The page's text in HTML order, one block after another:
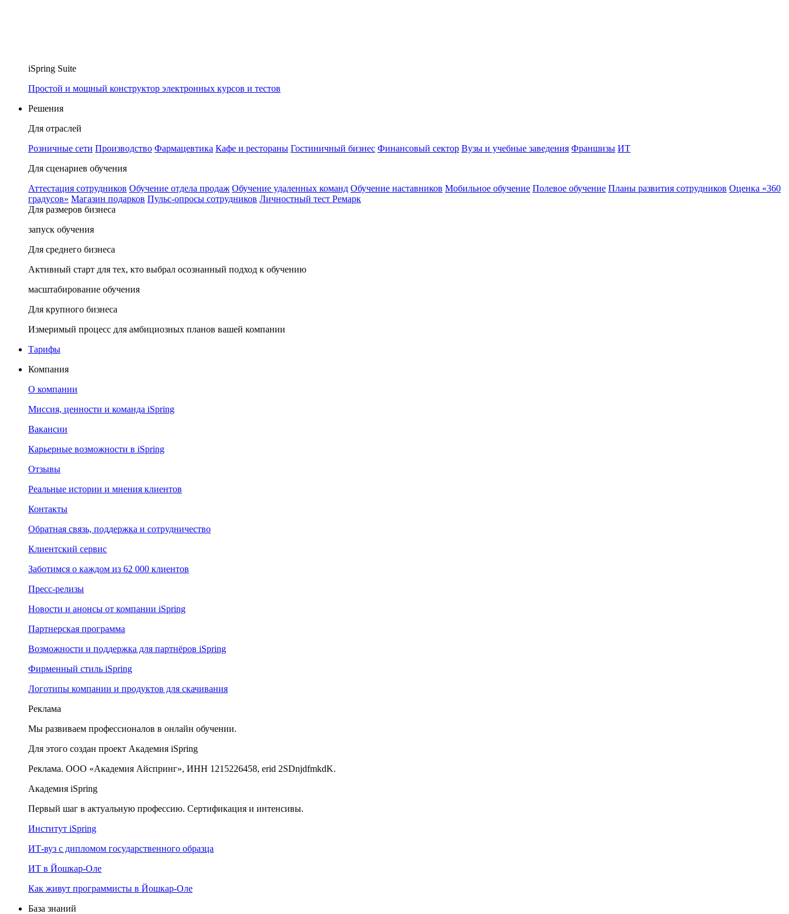
iSpring Suite
Простой и мощный конструктор электронных курсов и тестов
Решения
Для отраслей
Розничные сети Производство Фармацевтика Кафе и рестораны Гостиничный бизнес Финансовый сектор Вузы и учебные заведения Франшизы ИТ
Для сценариев обучения
Аттестация сотрудников Обучение отдела продаж Обучение удаленных команд Обучение наставников Мобильное обучение Полевое обучение Планы развития сотрудников Оценка «360
градусов» Магазин подарков Пульс-опросы сотрудников Личностный тест Ремарк
Для размеров бизнеса
запуск обучения
Для среднего бизнеса
Активный старт для тех, кто выбрал осознанный подход к обучению
масштабирование обучения
Для крупного бизнеса
Измеримый процесс для амбициозных планов вашей компании
Тарифы
Компания
О компании
Миссия, ценности и команда iSpring
Вакансии
Карьерные возможности в iSpring
Отзывы
Реальные истории и мнения клиентов
Контакты
Обратная связь, поддержка и сотрудничество
Клиентский сервис
Заботимся о каждом из 62 000 клиентов
Пресс-релизы
Новости и анонсы от компании iSpring
Партнерская программа
Возможности и поддержка для партнёров iSpring
Фирменный стиль iSpring
Логотипы компании и продуктов для скачивания
Реклама
Мы развиваем профессионалов в онлайн обучении.
Для этого создан проект Академия iSpring
Реклама. ООО «Академия Айспринг», ИНН 1215226458, erid 2SDnjdfmkdK.
Академия iSpring
Первый шаг в актуальную профессию. Сертификация и интенсивы.
Институт iSpring
ИТ-вуз с дипломом государственного образца
ИТ в Йошкар-Оле
Как живут программисты в Йошкар‑Оле
База знаний